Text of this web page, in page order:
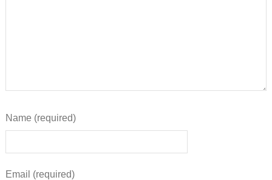
Name (required)
Email (required)